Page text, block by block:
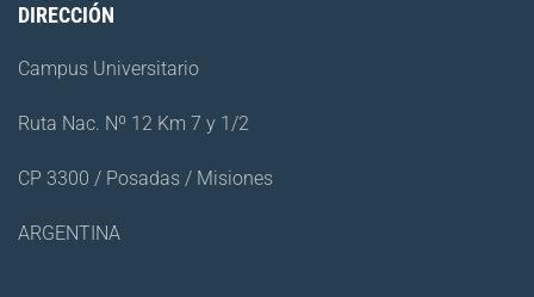
DIRECCIÓN
Campus Universitario
Ruta Nac. Nº 12 Km 7 y 1/2
CP 3300 / Posadas / Misiones
ARGENTINA